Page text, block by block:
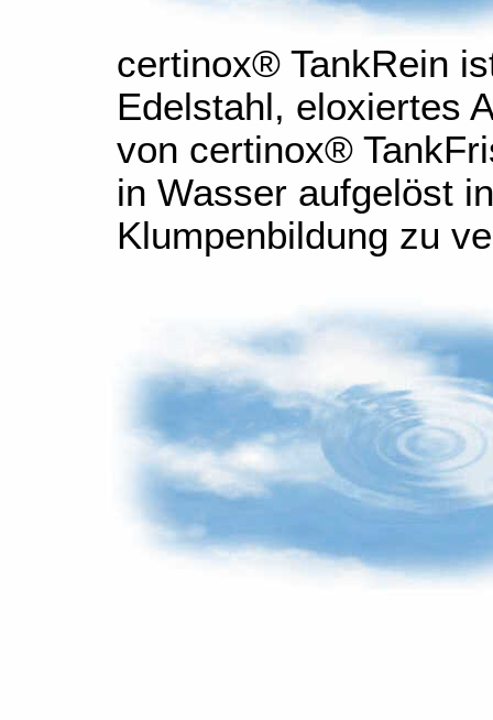
certinox® TankRein
Edelstahl, eloxiertes
von certinox®
in Wasser aufgelöst
Klumpenbildung zu